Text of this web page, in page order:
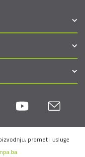
promet i usluge